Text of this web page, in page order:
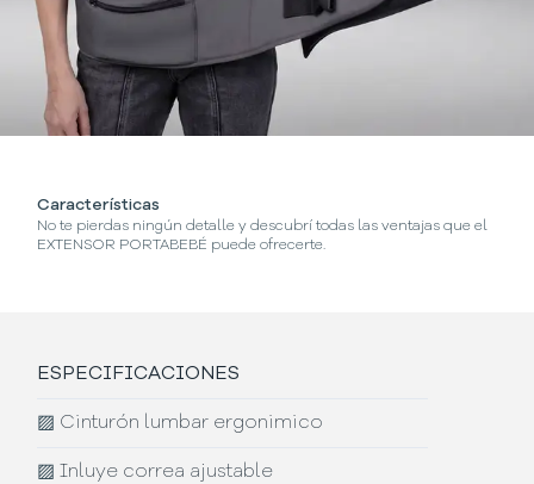
Características
No te pierdas ningún detalle y descubrí todas las ventajas que el
EXTENSOR PORTABEBÉ puede ofrecerte.
ESPECIFICACIONES
▨ Cinturón lumbar ergonimico
▨ Inluye correa ajustable